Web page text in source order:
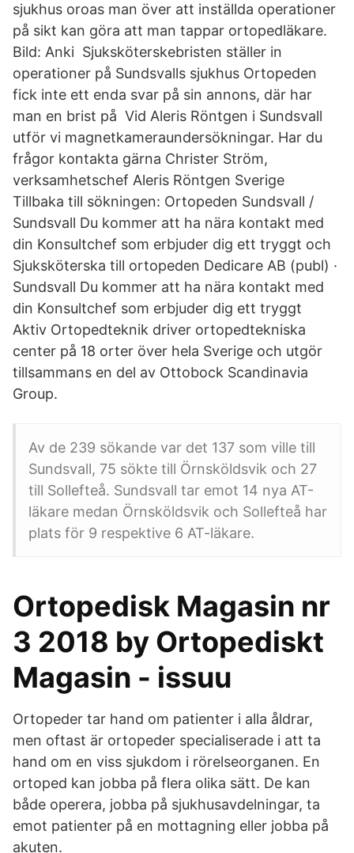
sjukhus oroas man över att inställda operationer
på sikt kan göra att man tappar ortopedläkare.
Bild: Anki Sjuksköterskebristen ställer in
operationer på Sundsvalls sjukhus Ortopeden
fick inte ett enda svar på sin annons, där har
man en brist på Vid Aleris Röntgen i Sundsvall
utför vi magnetkameraundersökningar. Har du
frågor kontakta gärna Christer Ström,
verksamhetschef Aleris Röntgen Sverige
Tillbaka till sökningen: Ortopeden Sundsvall /
Sundsvall Du kommer att ha nära kontakt med
din Konsultchef som erbjuder dig ett tryggt och
Sjuksköterska till ortopeden Dedicare AB (publ) ·
Sundsvall Du kommer att ha nära kontakt med
din Konsultchef som erbjuder dig ett tryggt
Aktiv Ortopedteknik driver ortopedtekniska
center på 18 orter över hela Sverige och utgör
tillsammans en del av Ottobock Scandinavia
Group.
Av de 239 sökande var det 137 som ville till
Sundsvall, 75 sökte till Örnsköldsvik och 27
till Sollefteå. Sundsvall tar emot 14 nya AT-
läkare medan Örnsköldsvik och Sollefteå har
plats för 9 respektive 6 AT-läkare.
Ortopedisk Magasin nr
3 2018 by Ortopediskt
Magasin - issuu
Ortopeder tar hand om patienter i alla åldrar,
men oftast är ortopeder specialiserade i att ta
hand om en viss sjukdom i rörelseorganen. En
ortoped kan jobba på flera olika sätt. De kan
både operera, jobba på sjukhusavdelningar, ta
emot patienter på en mottagning eller jobba på
akuten.